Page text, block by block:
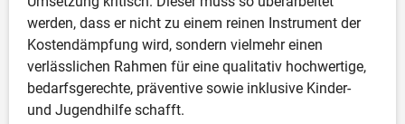
werden, dass er nicht zu einem reinen Instrument der
Kostendämpfung wird, sondern vielmehr einen
verlässlichen Rahmen für eine qualitativ hochwertige,
bedarfsgerechte, präventive sowie inklusive Kinder-
und Jugendhilfe schafft.